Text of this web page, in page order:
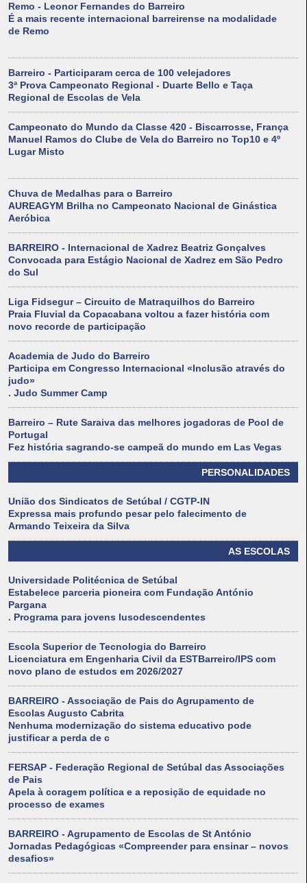
Remo - Leonor Fernandes do Barreiro
É a mais recente internacional barreirense na modalidade
de Remo
Barreiro - Participaram cerca de 100 velejadores
3ª Prova Campeonato Regional - Duarte Bello e Taça
Regional de Escolas de Vela
Campeonato do Mundo da Classe 420 - Biscarrosse, França
Manuel Ramos do Clube de Vela do Barreiro no Top10 e 4º
Lugar Misto
Chuva de Medalhas para o Barreiro
AUREAGYM Brilha no Campeonato Nacional de Ginástica
Aeróbica
BARREIRO - Internacional de Xadrez Beatriz Gonçalves
Convocada para Estágio Nacional de Xadrez em São Pedro
do Sul
Liga Fidsegur – Circuito de Matraquilhos do Barreiro
Praia Fluvial da Copacabana voltou a fazer história com
novo recorde de participação
Academia de Judo do Barreiro
Participa em Congresso Internacional «Inclusão através do
judo»
. Judo Summer Camp
Barreiro – Rute Saraiva das melhores jogadoras de Pool de
Portugal
Fez história sagrando-se campeã do mundo em Las Vegas
PERSONALIDADES
União dos Sindicatos de Setúbal / CGTP-IN
Expressa mais profundo pesar pelo falecimento de
Armando Teixeira da Silva
AS ESCOLAS
Universidade Politécnica de Setúbal
Estabelece parceria pioneira com Fundação António
Pargana
. Programa para jovens lusodescendentes
Escola Superior de Tecnologia do Barreiro
Licenciatura em Engenharia Civil da ESTBarreiro/IPS com
novo plano de estudos em 2026/2027
BARREIRO - Associação de Pais do Agrupamento de
Escolas Augusto Cabrita
Nenhuma modernização do sistema educativo pode
justificar a perda de c
FERSAP - Federação Regional de Setúbal das Associações
de Pais
Apela à coragem política e a reposição de equidade no
processo de exames
BARREIRO - Agrupamento de Escolas de St António
Jornadas Pedagógicas «Compreender para ensinar – novos
desafios»